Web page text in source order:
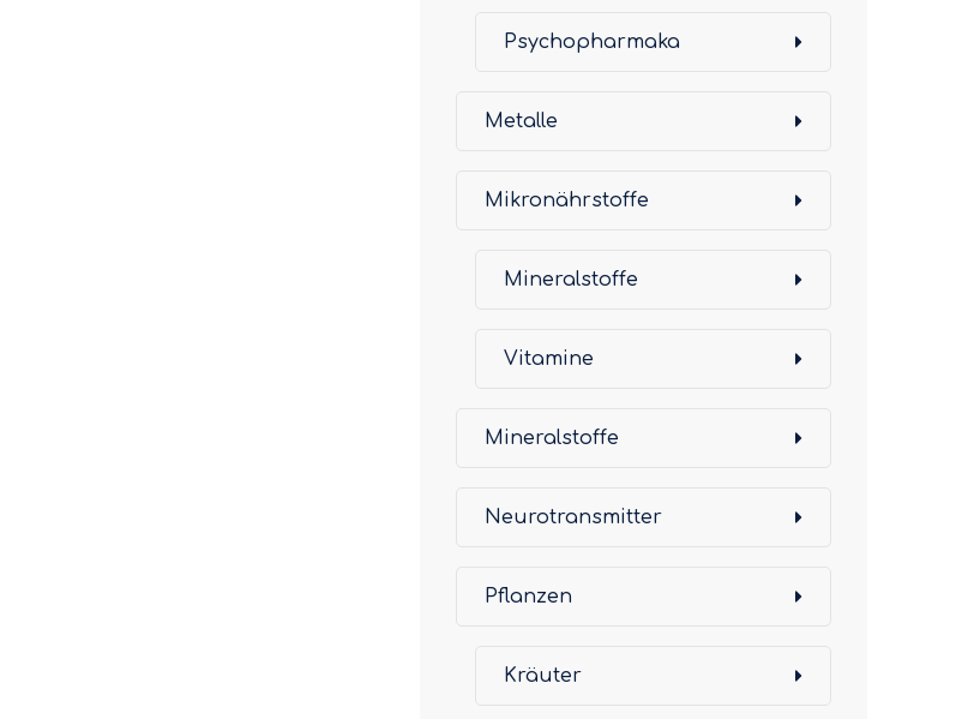
Psychopharmaka
Metalle
Mikronährstoffe
Mineralstoffe
Vitamine
Mineralstoffe
Neurotransmitter
Pflanzen
Kräuter